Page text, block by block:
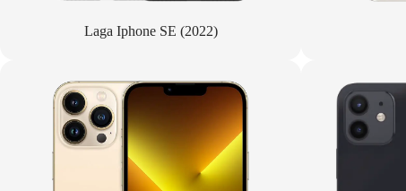
Laga Iphone SE (2022)